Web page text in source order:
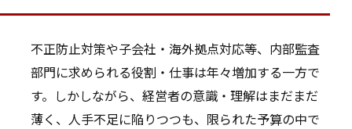
不正防止対策や子会社・海外拠点対応等、内部監査
部門に求められる役割・仕事は年々増加する一方で
す。しかしながら、経営者の意識・理解はまだまだ
薄く、人手不足に陥りつつも、限られた予算の中で